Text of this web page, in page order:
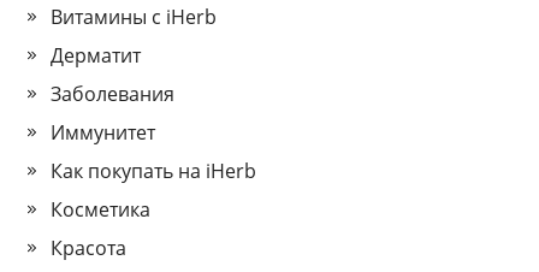
Витамины с iHerb
Дерматит
Заболевания
Иммунитет
Как покупать на iHerb
Косметика
Красота